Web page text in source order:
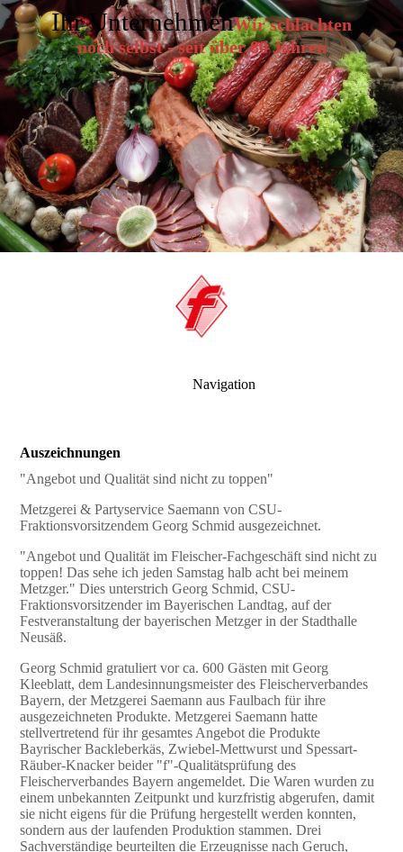
Ihr UnternehmenWir schlachten
noch selbst - seit über 80 Jahren
Navigation
Auszeichnungen
"Angebot und Qualität sind nicht zu toppen"
Metzgerei & Partyservice Saemann von CSU-
Fraktionsvorsitzendem Georg Schmid ausgezeichnet.
"Angebot und Qualität im Fleischer-Fachgeschäft sind nicht zu
toppen! Das sehe ich jeden Samstag halb acht bei meinem
Metzger." Dies unterstrich Georg Schmid, CSU-
Fraktionsvorsitzender im Bayerischen Landtag, auf der
Festveranstaltung der bayerischen Metzger in der Stadthalle
Neusäß.
Georg Schmid gratuliert vor ca. 600 Gästen mit Georg
Kleeblatt, dem Landesinnungsmeister des Fleischerverbandes
Bayern, der Metzgerei Saemann aus Faulbach für ihre
ausgezeichneten Produkte. Metzgerei Saemann hatte
stellvertretend für ihr gesamtes Angebot die Produkte
Bayrischer Backleberkäs, Zwiebel-Mettwurst und Spessart-
Räuber-Knacker beider "f"-Qualitätsprüfung des
Fleischerverbandes Bayern angemeldet. Die Waren wurden zu
einem unbekannten Zeitpunkt und kurzfristig abgerufen, damit
sie nicht eigens für die Prüfung hergestellt werden konnten,
sondern aus der laufenden Produktion stammen. Drei
Sachverständige beurteilten die Erzeugnisse nach Geruch,